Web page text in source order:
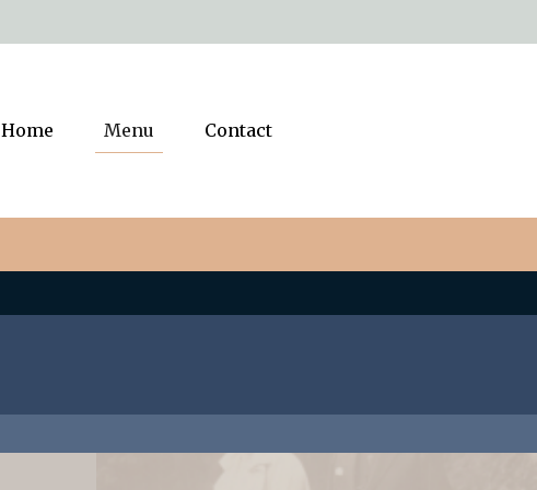
Home Menu Contact